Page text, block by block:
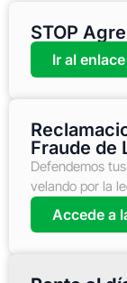
STOP
Ir al enlace
Fraude de
Defendemos
velando por la
Accede a